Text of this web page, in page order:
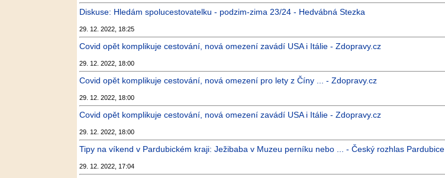
Diskuse: Hledám spolucestovatelku - podzim-zima 23/24 - Hedvábná Stezka
29. 12. 2022, 18:25
Covid opět komplikuje cestování, nová omezení zavádí USA i Itálie - Zdopravy.cz
29. 12. 2022, 18:00
Covid opět komplikuje cestování, nová omezení pro lety z Číny ... - Zdopravy.cz
29. 12. 2022, 18:00
Covid opět komplikuje cestování, nová omezení zavádí USA i Itálie - Zdopravy.cz
29. 12. 2022, 18:00
Tipy na víkend v Pardubickém kraji: Ježibaba v Muzeu perníku nebo ... - Český rozhlas Pardubice
29. 12. 2022, 17:04